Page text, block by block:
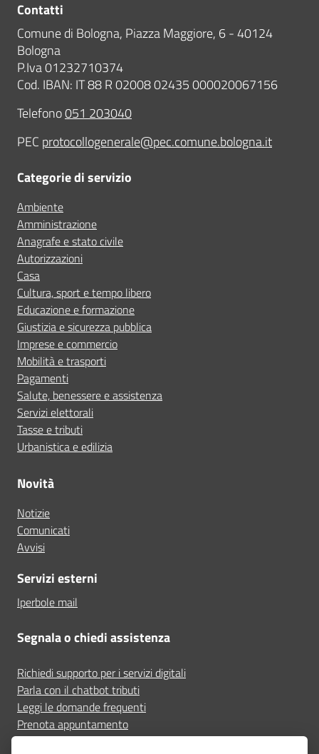
Contatti
Comune di Bologna, Piazza Maggiore, 6 - 40124
Bologna
P.Iva 01232710374
Cod. IBAN: IT 88 R 02008 02435 000020067156
Telefono051 203040
PEC protocollogenerale@pec.comune.bologna.it
Categorie di servizio
Ambiente
Amministrazione
Anagrafe e stato civile
Autorizzazioni
Casa
Cultura, sport e tempo libero
Educazione e formazione
Giustizia e sicurezza pubblica
Imprese e commercio
Mobilità e trasporti
Pagamenti
Salute, benessere e assistenza
Servizi elettorali
Tasse e tributi
Urbanistica e edilizia
Novità
Notizie
Comunicati
Avvisi
Servizi esterni
Iperbole mail
Segnala o chiedi assistenza
Richiedi supporto per i servizi digitali
Parla con il chatbot tributi
Leggi le domande frequenti
Prenota appuntamento
Segnala disservizio